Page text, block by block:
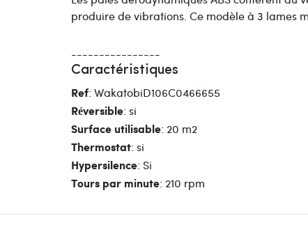
produire de vibrations. Ce modèle à 3 lames
----------------
Caractéristiques
Ref: WakatobiD106C0466655
Réversible: si
Surface utilisable: 20 m2
Thermostat: si
Hypersilence: Si
Tours par minute: 210 rpm